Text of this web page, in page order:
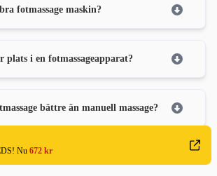
Nu 672 kr
fotmassage maskin?
i en fotmassageapparat?
bättre än manuell massage?